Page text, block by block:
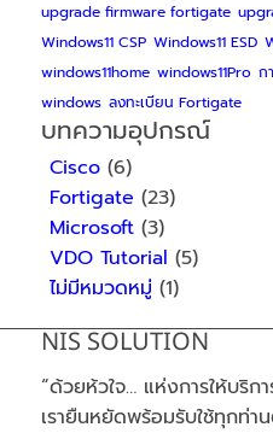
upgrade firmware fortigate
Windows11 CSP Windows11 ESD
windows11home windows11Pro ก
windows ลงทะเบียน Fortigate
บทความอุปกรณ์
Cisco(6)
Fortigate (23)
Microsoft(3)
VDO Tutorial (5)
ไม่มีหมวดหมู่ (1)
NIS SOLUTION
“ด้วยห้วใจ… แห่งการให้บริก
เรายืนหยัดพร้อมรับใช้ทุกท่า